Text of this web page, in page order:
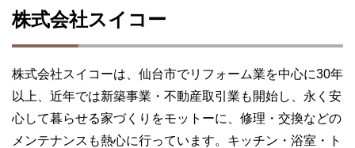
株式会社スイコー
株式会社スイコーは、仙台市でリフォーム業を中心に30年
以上、近年では新築事業・不動産取引業も開始し、永く安
心して暮らせる家づくりをモットーに、修理・交換などの
メンテナンスも熱心に行っています。キッチン・浴室・ト